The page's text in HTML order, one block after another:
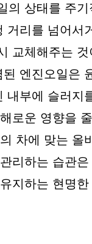
의 상태를 주기
거리를 넘어서
교체해주는 것
엔진오일은
내부에 슬러지
로운 영향을
차에 맞는 올
리하는 습관은
지하는 현명한